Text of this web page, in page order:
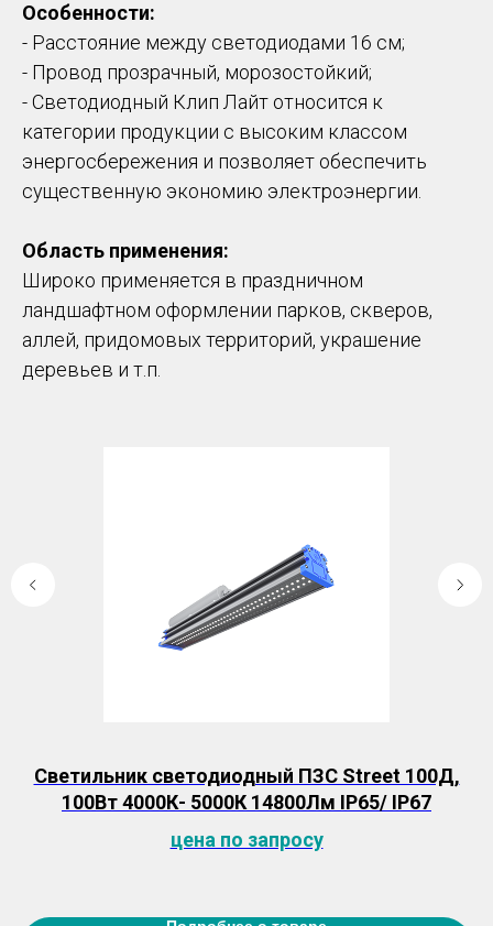
Особенности:
- Расстояние между светодиодами 16 см;
- Провод прозрачный, морозостойкий;
- Светодиодный Клип Лайт относится к
категории продукции с высоким классом
энергосбережения и позволяет обеспечить
существенную экономию электроэнергии.
Область применения:
Широко применяется в праздничном
ландшафтном оформлении парков, скверов,
аллей, придомовых территорий, украшение
деревьев и т.п.
Светильник светодиодный ПЗС Street 100Д,
100Вт 4000К- 5000К 14800Лм IP65/ IP67
цена по запросу